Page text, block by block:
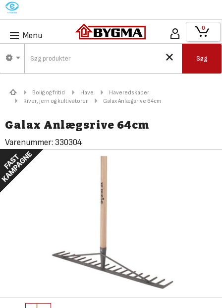
M
Menu
Søg
0
Bolig og fritid Have
Haveredskaber
River, jern og kultivatorer
Galax Anlægsrive 64cm
Galax Anlægsrive 64cm
Varenummer: 330304